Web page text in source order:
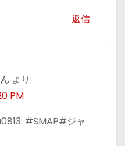
返信
より:
PM
#SMAP#ジャ